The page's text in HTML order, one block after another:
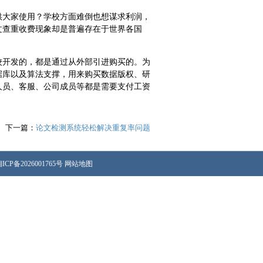
家使用？学校方面难倒也想谋求利润，
重收费现象却是普遍存在于世界各国
发的，都是通过从外部引进购买的。为
以及算法支撑，用来购买数据版权、研
、客服、公司成员等都是需要支付工资
下一篇： 论文检测系统轻松解决重复率问题
ICP备2026001765号 网站地图